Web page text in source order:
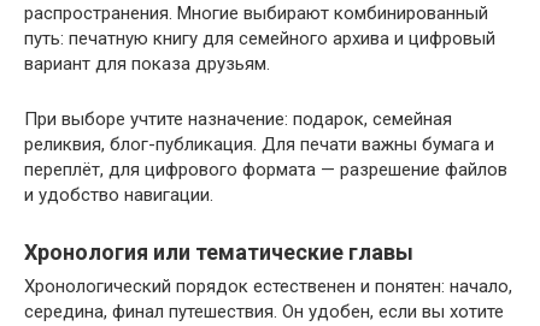
распространения. Многие выбирают комбинированный
путь: печатную книгу для семейного архива и цифровый
вариант для показа друзьям.
При выборе учтите назначение: подарок, семейная
реликвия, блог-публикация. Для печати важны бумага и
переплёт, для цифрового формата — разрешение файлов
и удобство навигации.
Хронология или тематические главы
Хронологический порядок естественен и понятен: начало,
середина, финал путешествия. Он удобен, если вы хотите